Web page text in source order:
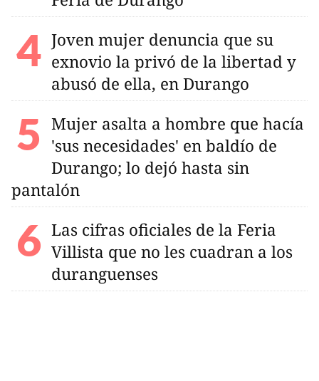
Joven mujer denuncia que su
exnovio la privó de la libertad y
abusó de ella, en Durango
Mujer asalta a hombre que hacía
'sus necesidades' en baldío de
Durango; lo dejó hasta sin
pantalón
Las cifras oficiales de la Feria
Villista que no les cuadran a los
duranguenses